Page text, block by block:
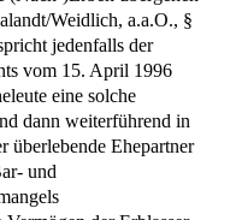
Weidlich, a.a.O., §
jedenfalls der
vom 15. April 1996
eine solche
dann weiterführend in
überlebende Ehepartner
und